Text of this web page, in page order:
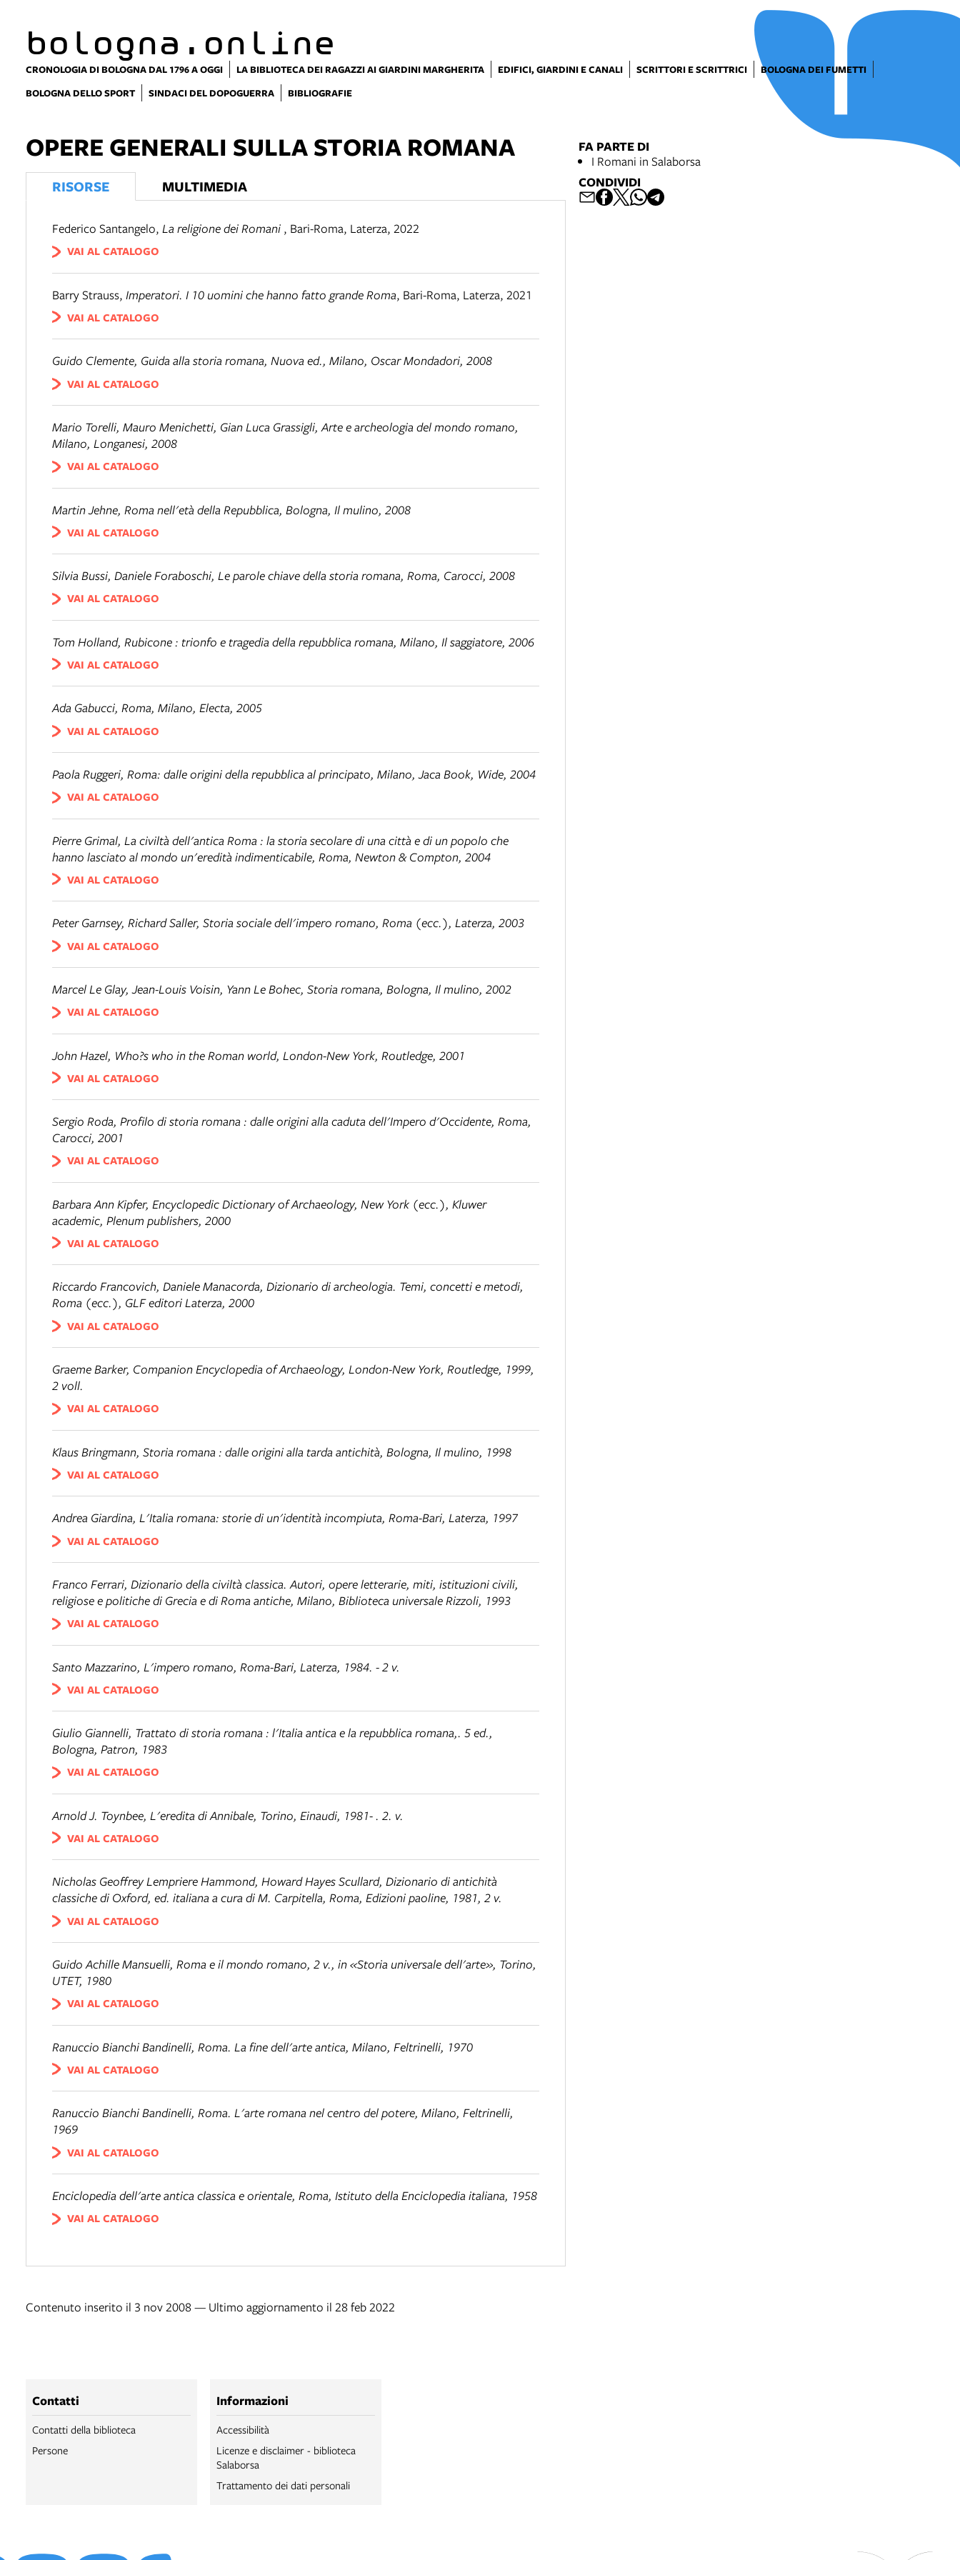
bologna.online
CRONOLOGIA DI BOLOGNA DAL 1796 A OGGI LA BIBLIOTECA DEI RAGAZZI AI GIARDINI MARGHERITA EDIFICI, GIARDINI E CANALI SCRITTORI E SCRITTRICI
BOLOGNA DEI FUMETTI
BOLOGNA DELLO SPORT
SINDACI DEL DOPOGUERRA BIBLIOGRAFIE
OPERE GENERALI SULLA STORIA ROMANA
RISORSE MULTIMEDIA
Federico Santangelo, La religione dei Romani , Bari-Roma, Laterza, 2022
VAI AL CATALOGO
Barry Strauss, Imperatori. I 10 uomini che hanno fatto grande Roma, Bari-Roma, Laterza, 2021
VAI AL CATALOGO
Guido Clemente, Guida alla storia romana, Nuova ed., Milano, Oscar Mondadori, 2008
VAI AL CATALOGO
Mario Torelli, Mauro Menichetti, Gian Luca Grassigli,Arte e archeologia del mondo romano,
Milano, Longanesi, 2008
VAI AL CATALOGO
Martin Jehne, Roma nell'età della Repubblica, Bologna, Il mulino, 2008
VAI AL CATALOGO
Silvia Bussi, Daniele Foraboschi, Le parole chiave della storia romana, Roma, Carocci, 2008
VAI AL CATALOGO
Tom Holland, Rubicone : trionfo e tragedia della repubblica romana, Milano, Il saggiatore, 2006
VAI AL CATALOGO
Ada Gabucci, Roma, Milano, Electa, 2005
VAI AL CATALOGO
Paola Ruggeri, Roma: dalle origini della repubblica al principato, Milano, Jaca Book, Wide, 2004
VAI AL CATALOGO
Pierre Grimal, La civiltà dell'antica Roma : la storia secolare di una città e di un popolo che
hanno lasciato al mondo un'eredità indimenticabile, Roma, Newton & Compton, 2004
VAI AL CATALOGO
Peter Garnsey, Richard Saller, Storia sociale dell'impero romano, Roma (ecc.), Laterza, 2003
VAI AL CATALOGO
Marcel Le Glay, Jean-Louis Voisin, Yann Le Bohec, Storia romana, Bologna, Il mulino, 2002
VAI AL CATALOGO
John Hazel, Who?s who in the Roman world, London-New York, Routledge, 2001
VAI AL CATALOGO
Sergio Roda, Profilo di storia romana : dalle origini alla caduta dell'Impero d'Occidente, Roma,
Carocci, 2001
VAI AL CATALOGO
Barbara Ann Kipfer, Encyclopedic Dictionary of Archaeology, New York (ecc.), Kluwer
academic, Plenum publishers, 2000
VAI AL CATALOGO
Riccardo Francovich, Daniele Manacorda, Dizionario di archeologia. Temi, concetti e metodi,
Roma (ecc.), GLF editori Laterza, 2000
VAI AL CATALOGO
Graeme Barker, CompanionEncyclopedia of Archaeology, London-New York, Routledge, 1999,
2 voll.
VAI AL CATALOGO
Klaus Bringmann, Storia romana : dalle origini alla tarda antichità, Bologna, Il mulino, 1998
VAI AL CATALOGO
Andrea Giardina, L'Italia romana: storie di un'identità incompiuta, Roma-Bari, Laterza, 1997
VAI AL CATALOGO
Franco Ferrari, Dizionario della civiltà classica. Autori, opere letterarie, miti, istituzioni civili,
religiose e politiche di Grecia e di Roma antiche, Milano, Biblioteca universale Rizzoli, 1993
VAI AL CATALOGO
Santo Mazzarino, L'impero romano, Roma-Bari, Laterza, 1984. - 2 v.
VAI AL CATALOGO
Giulio Giannelli, Trattato di storia romana : l'Italia antica e la repubblica romana,. 5 ed.,
Bologna, Patron, 1983
VAI AL CATALOGO
Arnold J. Toynbee, L'eredita di Annibale, Torino, Einaudi, 1981- . 2. v.
VAI AL CATALOGO
Nicholas Geoffrey Lempriere Hammond, Howard Hayes Scullard, Dizionario di antichità
classiche di Oxford, ed. italiana a cura di M. Carpitella, Roma, Edizioni paoline, 1981, 2 v.
VAI AL CATALOGO
Guido Achille Mansuelli, Roma e il mondo romano, 2 v., in «Storia universale dell'arte», Torino,
UTET, 1980
VAI AL CATALOGO
Ranuccio Bianchi Bandinelli, Roma. La fine dell'arte antica, Milano, Feltrinelli, 1970
VAI AL CATALOGO
Ranuccio Bianchi Bandinelli, Roma. L'arte romana nel centro del potere, Milano, Feltrinelli,
1969
VAI AL CATALOGO
Enciclopedia dell'arte antica classica e orientale, Roma, Istituto della Enciclopedia italiana, 1958
VAI AL CATALOGO
Contenuto inserito il 3 nov 2008 — Ultimo aggiornamento il 28 feb 2022
FA PARTE DI
I Romani in Salaborsa
CONDIVIDI
Contatti
Contatti della biblioteca
Persone
Informazioni
Accessibilità
Licenze e disclaimer - biblioteca
Salaborsa
Trattamento dei dati personali